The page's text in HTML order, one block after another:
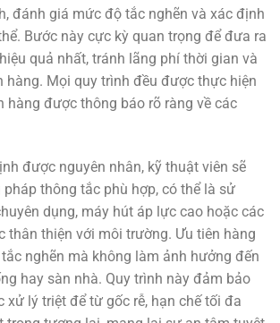
đánh giá mức độ tắc nghẽn và xác định
Bước này cực kỳ quan trọng để đưa ra
quả nhất, tránh lãng phí thời gian và
hàng. Mọi quy trình đều được thực hiện
hàng được thông báo rõ ràng về các
được nguyên nhân, kỹ thuật viên sẽ
pháp thông tắc phù hợp, có thể là sử
dụng, máy hút áp lực cao hoặc các
thân thiện với môi trường. Ưu tiên hàng
nghẽn mà không làm ảnh hưởng đến
hay sàn nhà. Quy trình này đảm bảo
xử lý triệt để từ gốc rễ, hạn chế tối đa